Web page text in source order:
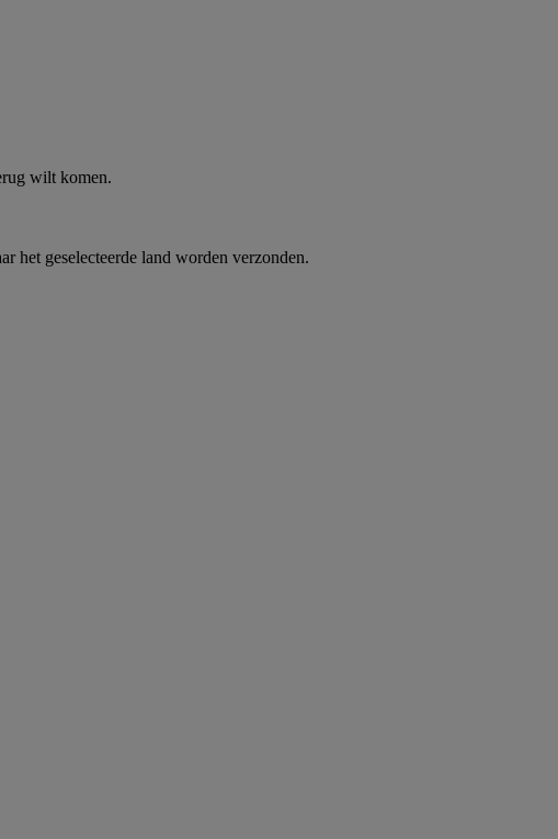
wilt komen.
het geselecteerde land worden verzonden.